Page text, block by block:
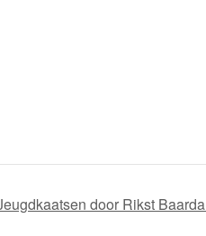
door Rikst Baarda